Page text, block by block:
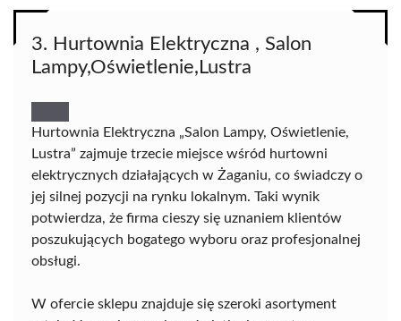
3. Hurtownia Elektryczna , Salon
Lampy,Oświetlenie,Lustra
Hurtownia Elektryczna „Salon Lampy, Oświetlenie,
Lustra” zajmuje trzecie miejsce wśród hurtowni
elektrycznych działających w Żaganiu, co świadczy o
jej silnej pozycji na rynku lokalnym. Taki wynik
potwierdza, że firma cieszy się uznaniem klientów
poszukujących bogatego wyboru oraz profesjonalnej
obsługi.
W ofercie sklepu znajduje się szeroki asortyment